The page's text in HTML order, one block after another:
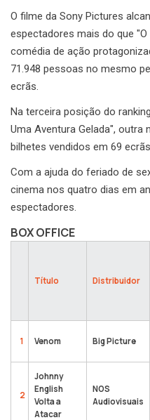
O filme da Sony Pictures
espectadores mais do que "O
comédia de ação
71.948 pessoas no mesmo
ecrãs.
Na terceira posição do
Uma Aventura Gelada", outra
bilhetes vendidos em 69
Com a ajuda do feriado de
cinema nos quatro dias em
espectadores.
BOX OFFICE
Título Distribuidor
1 Venom Big Picture
2
Johnny
English
Volta a
Atacar
NOS
Audiovisuais